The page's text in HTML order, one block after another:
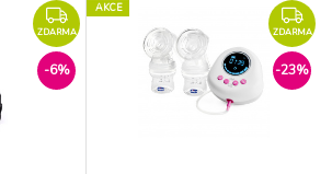
XL(cm)
42 délka
části 19,5
stehna
měsíců nebo při dosažení
hmotnosti 15 kg a verze
nízké židle plus stůl pro děti
od 3 do 6 let nebo při
dosažení hmotnosti 25 kg.
ZDARMA
-6%
AKCE
ZDARMA
-23%